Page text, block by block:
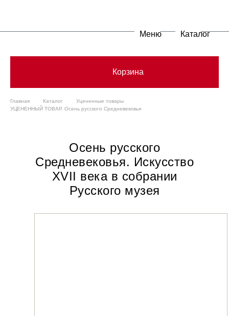
Меню Каталог
Корзина
Главная Каталог
Уцененные товары
УЦЕНЕННЫЙ ТОВАР. Осень русского Средневековья
Осень русского
Средневековья. Искусство
XVII века в собрании
Русского музея